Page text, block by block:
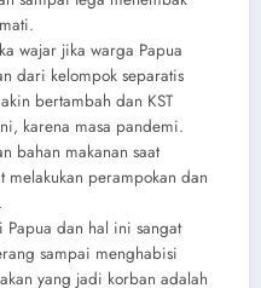
wajar jika warga Papua
dari kelompok separatis
bertambah dan KST
karena masa pandemi.
bahan makanan saat
perampokan dan
Papua dan hal ini sangat
sampai menghabisi
yang jadi korban adalah